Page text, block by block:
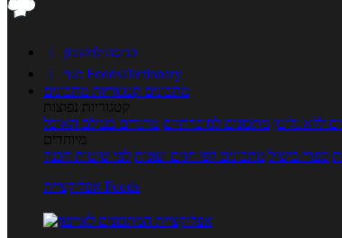
 כניסה לחשבון

מנוי FoodsDictionary
מתכונים קטגוריות מתכונים
קטגוריות נפוצות
ללא גלוטן מתכונים לסוכרתיים טרנדים בעולם האוכל
מיוחדים
ספרי בישול מתכונים לפי חגים ועונות לפי שיטות הכנה
אפליקציית Foods